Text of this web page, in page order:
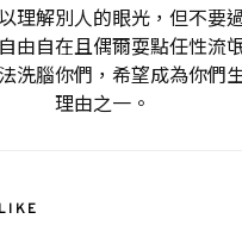
理解別人的眼光，但不要
由自在且偶爾耍點任性流
洗腦你們，希望成為你們
理由之一。